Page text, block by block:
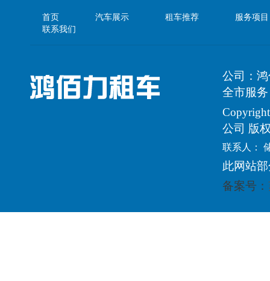
首页 汽车展示 租车推荐
服务项目
联系我们
公司：
全市服务
公司 版
联系人：
此网站
备案号：